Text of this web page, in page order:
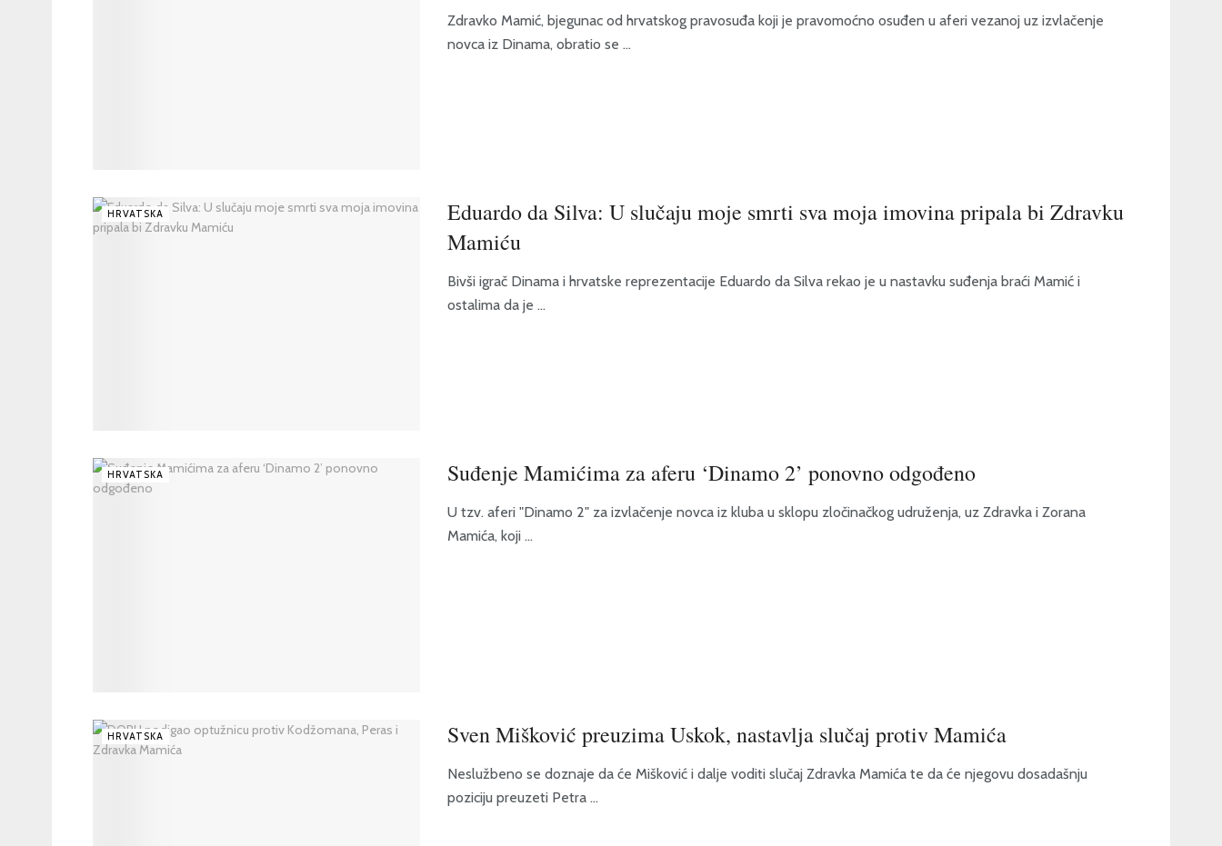
Zdravko Mamić, bjegunac od hrvatskog pravosuđa koji je pravomoćno osuđen u aferi vezanoj uz izvlačenje
novca iz Dinama, obratio se ...
HRVATSKA
Eduardo da Silva: U slučaju moje smrti sva moja imovina pripala bi Zdravku
Mamiću
Bivši igrač Dinama i hrvatske reprezentacije Eduardo da Silva rekao je u nastavku suđenja braći Mamić i
ostalima da je ...
HRVATSKA Suđenje Mamićima za aferu ‘Dinamo 2’ ponovno odgođeno
U tzv. aferi "Dinamo 2" za izvlačenje novca iz kluba u sklopu zločinačkog udruženja, uz Zdravka i Zorana
Mamića, koji ...
HRVATSKA Sven Mišković preuzima Uskok, nastavlja slučaj protiv Mamića
Neslužbeno se doznaje da će Mišković i dalje voditi slučaj Zdravka Mamića te da će njegovu dosadašnju
poziciju preuzeti Petra ...